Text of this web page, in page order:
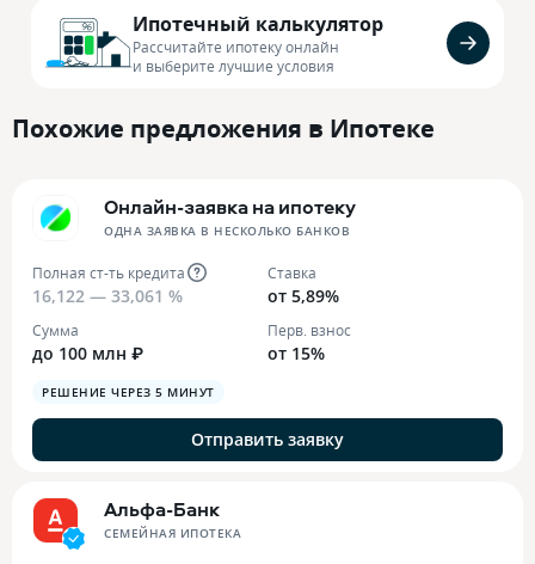
Ипотечный калькулятор
Рассчитайте ипотеку онлайн
и выберите лучшие условия
Похожие предложения в Ипотеке
Онлайн-заявка на ипотеку
ОДНА ЗАЯВКА В НЕСКОЛЬКО БАНКОВ
Полная ст-ть кредита
16,122 — 33,061 %
Ставка
от 5,89%
Сумма
до 100 млн ₽
Перв. взнос
от 15%
РЕШЕНИЕ ЧЕРЕЗ 5 МИНУТ
Отправить заявку
Альфа-Банк
СЕМЕЙНАЯ ИПОТЕКА